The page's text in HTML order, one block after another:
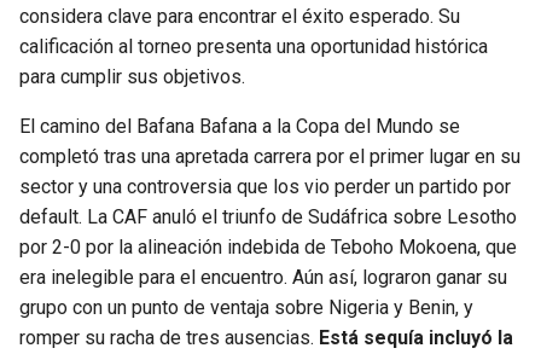
considera clave para encontrar el éxito esperado. Su
calificación al torneo presenta una oportunidad histórica
para cumplir sus objetivos.
El camino del Bafana Bafana a la Copa del Mundo se
completó tras una apretada carrera por el primer lugar en su
sector y una controversia que los vio perder un partido por
default. La CAF anuló el triunfo de Sudáfrica sobre Lesotho
por 2-0 por la alineación indebida de Teboho Mokoena, que
era inelegible para el encuentro. Aún así, lograron ganar su
grupo con un punto de ventaja sobre Nigeria y Benin, y
romper su racha de tres ausencias. Está sequía incluyó la